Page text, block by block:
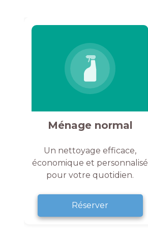
Ménage normal
Un nettoyage efficace,
économique et personnalisé
pour votre quotidien.
Réserver